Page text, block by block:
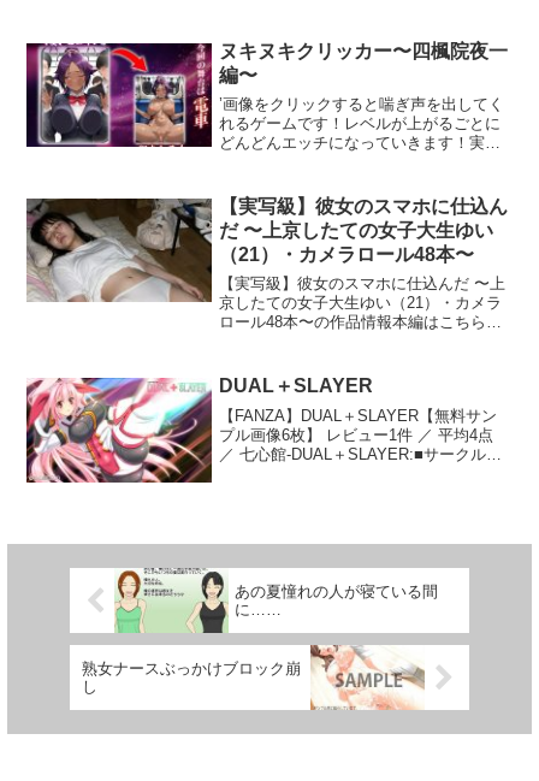
●●G25枚＋立ち絵等●イベントシーン回想
モード、CG閲覧モード有（ゲームを進め
ると利用できるようになります）●本作品
は「RPGツクールMZ」で製作されていま
す。●ご購入前に体験版にて動作確認をお
願い致します。
ツに絡みつく魔物の蜜魔物たちの強力な
エロ呪文やエロ特技絶え間なく絞り上げ
てくる魔物たちの膣果ててしまえば死ぬ
まで搾り取られるだろう…。★キャラク
ター・イベント★キャラクター・シーン
の総数は50以上ドラ○エ1に登場するモン
した。ス○イムから始まりド○キー・ゴ○
スト・etc。ド○ゴンやゴ○レム・悪○の騎
士からの竜○コースになぞりつつ、他シリ
ーズのヒロインやモンスターと絡みなが
ら物語を進めていきます。もちろんラ○ト
ームの宿でのイベントや温泉でのパフパ
フ・眠る三賢者にバレないように中出し
など、「やりたかった！」が目白押しで
ことのあるモンスターはアイコンが表示
されすぐに分かります。時間をかけたレ
ベル上げや無駄な周回要素を排除するこ
とによって純粋にエロバトルを楽しめる
ようにしました。★シーン・ボイス★CV:
は魔物たちの呪文や特技に専用CGを書き
作について★今回は、個人での製作では
なく協力して製作しました。グラフィッ
ク関係は全て私が担当し、プログラム部
た。分担製作できるようになった結果、
グラフィックの枚数も大幅に増やす事が
でき、ゲーム面も企画だけが先行してい
捨ててしまうところも追加できたので良
ム。戦わない・逃げない・画面明るめ・
ショートカット機能搭載だからホラーゲ
ームが苦手でも大丈夫！？エロいことを
すれば怖くない♪異変数: 31（内3異変は
限定エロシーン有）エロいこと: 数字読
み/正数/Wピース/角07/尺八/69/8585■ギャ
に限定エロシーンがある異変情報を紹介
しています。■ショートカット機能エロシ
ーンだけ楽しみたい時やホラーギミック
を避けるのに便利なショートカット。異
変が発生するメインの直線廊下でゲーム
パッドかキーボードのRボタンを8回連
打/1秒すると廊下奥にテレポート（ショ
ートカット）します。■実況者モード実況
ボイスの音量も調整できます。個人・法
人を問わず広告や投げ銭などの収益化も
可能ですが、有料メンバー限定動画や有
料動画は禁止です（アクセスと視聴が無
時はまずGPUのドライバのアップデート
をお試しください）。体験版には限定エ
ロシーン有り異変を1つ含む計8異変を収
録しています（エロいことは数字読み/正
数/Wピース/角07が選択可能）。
Windows（XInput）対応ゲームパッド/キ
ーボード＆マウスでプレイできます。
PS4/PS5純正コントローラーでもプレイ
可能ですが、Windows（XInput）対応コ
OS: Windows 11CPU: Intel Core i5（第10
ヌキヌキクリッカー〜四楓院夜一
編〜
’画像をクリックすると喘ぎ声を出してく
れるゲームです！レベルが上がるごとに
どんどんエッチになっていきます！実績
像をクリック◆作品概要・作品形式:クリ
ッカーゲーム・CG枚数:20枚・おまけイ
ラストもあり！◆制作環境python※本作
はAIで作られた絵を加筆、演出を追加し
制作しております。’
【実写級】彼女のスマホに仕込ん
だ 〜上京したての女子大生ゆい
（21）・カメラロール48本〜
【実写級】彼女のスマホに仕込んだ 〜上
京したての女子大生ゆい（21）・カメラ
ロール48本〜の作品情報本編はこちら
ロール48本〜の作品概要【実写級】彼女
DUAL＋SLAYER
【FANZA】DUAL＋SLAYER【無料サン
プル画像6枚】 レビュー1件 ／ 平均4点
／ 七心館-DUAL＋SLAYER:■サークル
あの夏憧れの人が寝ている間
に……
熟女ナースぶっかけブロック崩
し